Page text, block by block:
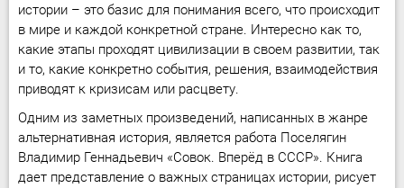
истории – это базис для понимания всего, что происходит
в мире и каждой конкретной стране. Интересно как то,
какие этапы проходят цивилизации в своем развитии, так
и то, какие конкретно события, решения, взаимодействия
приводят к кризисам или расцвету.
Одним из заметных произведений, написанных в жанре
альтернативная история, является работа Поселягин
Владимир Геннадьевич «Совок. Вперёд в СССР». Книга
дает представление о важных страницах истории, рисует